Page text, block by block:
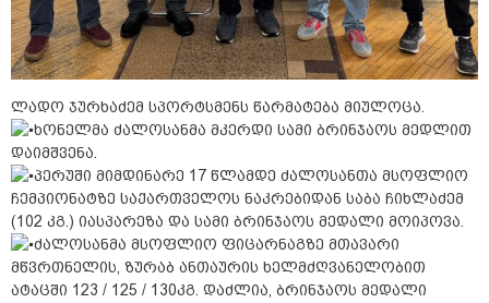
ლადო ჯურხაძემ სპორტსმენს წარმატება მიულოცა.
ხონელმა ძალოსანმა მკერდი სამი ბრინჯაოს მედლით
დაიმშვენა.
პერუში მიმდინარე 17 წლამდე ძალოსანთა მსოფლიო
ჩემპიონატზე საქართველოს ნაკრებიდან საბა ჩიხლაძემ
(102 კგ.) იასპარეზა და სამი ბრინჯაოს მედალი მოიპოვა.
ძალოსანმა მსოფლიო ფიცარნაგზე მთავარი
მწვრთნელის, ზურაბ ანთაურის ხელმძღვანელობით
ატაცში 123 / 125 / 130კგ. დაძლია, ბრინჯაოს მედალი